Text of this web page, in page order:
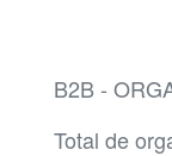
B2B -
Total de